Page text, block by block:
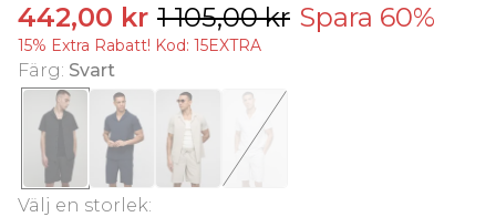
442,00 kr 1 105,00 kr Spara 60%
15% Extra Rabatt! Kod: 15EXTRA
Färg: Svart
Välj en storlek: